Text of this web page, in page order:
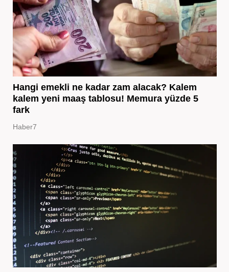
Hangi emekli ne kadar zam alacak? Kalem
kalem yeni maaş tablosu! Memura yüzde 5
fark
Haber7